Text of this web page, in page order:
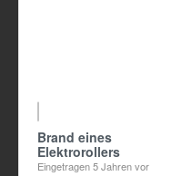
Brand eines
Elektrorollers
Eingetragen5 Jahren vor